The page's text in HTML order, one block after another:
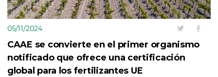
05/11/2024
CAAE se convierte en el primer organismo
notificado que ofrece una certificación
global para los fertilizantes UE